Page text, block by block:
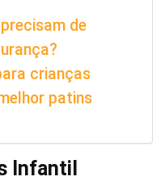
de
crianças
patins
Infantil